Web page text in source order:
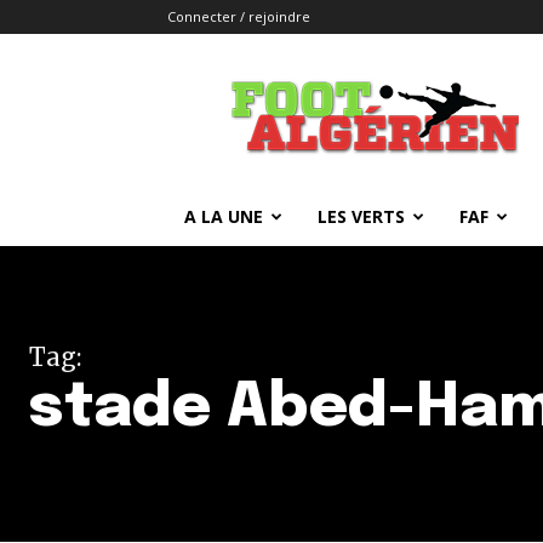
Connecter / rejoindre
FOOTALGERIEN
A LA UNE LES VERTS FAF
Tag:
stade Abed-